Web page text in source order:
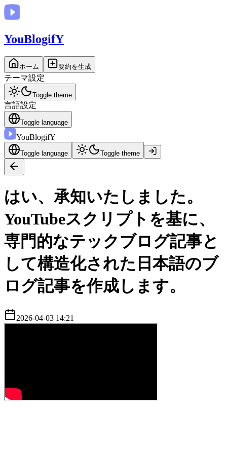
YouBlogifY
ホーム 要約を生成
テーマ設定
Toggle theme
言語設定
Toggle language
YouBlogifY
Toggle language Toggle theme
はい、承知いたしました。
YouTubeスクリプトを基に、
専門的なテックブログ記事と
して構造化された日本語のブ
ログ記事を作成します。
2026-04-03 14:21